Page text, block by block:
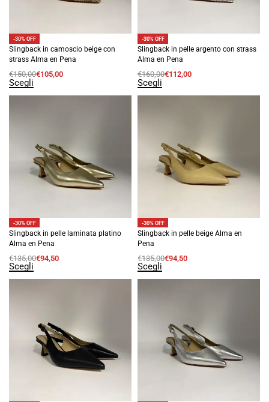
-30% OFF
Slingback in camoscio beige con
strass Alma en Pena
€150,00€105,00
Scegli
-30% OFF
Slingback in pelle argento con strass
Alma en Pena
€160,00€112,00
Scegli
-30% OFF
Slingback in pelle laminata platino
Alma en Pena
€135,00€94,50
Scegli
-30% OFF
Slingback in pelle beige Alma en
Pena
€135,00€94,50
Scegli